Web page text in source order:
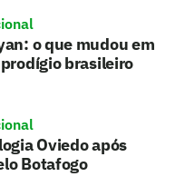
o que mudou em
brasileiro
Oviedo após
Botafogo